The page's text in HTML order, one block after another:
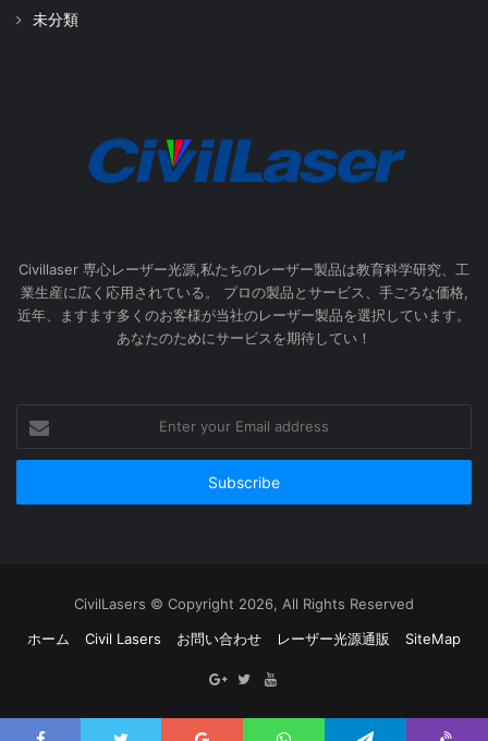
未分類
Civillaser 専心レーザー光源,私たちのレーザー製品は教育科学研究、工
業生産に広く応用されている。 プロの製品とサービス、手ごろな価格,
近年、ますます多くのお客様が当社のレーザー製品を選択しています。
あなたのためにサービスを期待してい！
your
Email
CivilLasers © Copyright 2026, All Rights Reserved
ホーム
Civil Lasers お問い合わせ レーザー光源通販 SiteMap